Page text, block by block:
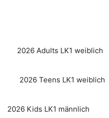
2026 Adults LK1 weiblich
2026 Teens LK1 weiblich
2026 Kids LK1 männlich